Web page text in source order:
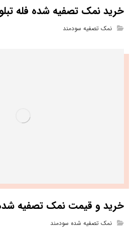
خرید نمک تصفیه شده فله
نمک تصفیه سودمند
خرید و قیمت نمک تصفیه
نمک تصفیه شده سودمند